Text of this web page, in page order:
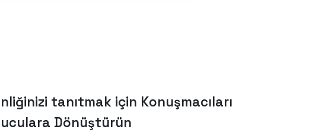
tanıtmak için Konuşmacıları
Dönüştürün